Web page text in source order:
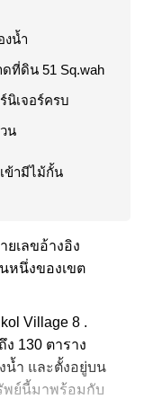
งน้ำ
ที่ดิน 51 Sq.wah
นิเจอร์ครบ
น
ข้ามีไม้กั้น
เลขอ้างอิง
หนึ่งของเขต
Village 8 .
130 ตาราง
น้ำ และตั้งอยู่บน
พย์นี้มาพร้อมกับ